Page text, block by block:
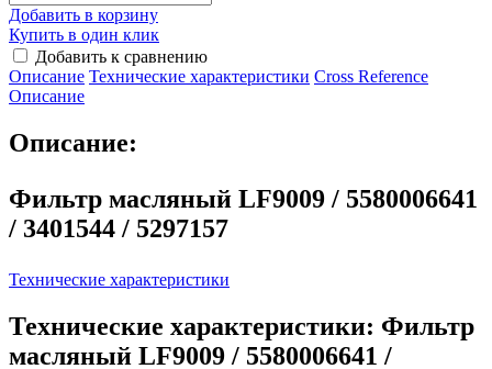
Добавить в корзину
Купить в один клик
Добавить к сравнению
Описание Технические характеристики Сross Reference
Описание
Описание:
Фильтр масляный LF9009 / 5580006641
/ 3401544 / 5297157
Технические характеристики
Технические характеристики: Фильтр
масляный LF9009 / 5580006641 /